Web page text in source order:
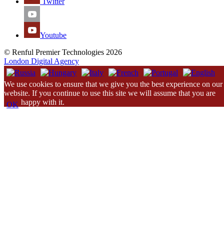
Youtube
© Renful Premier Technologies 2026
London Digital Agency
We use cookies to ensure that we give you the best experience on our
website. If you continue to use this site we will assume that you are
happy with it.
OK